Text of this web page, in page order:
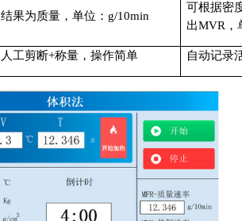
结果为质量，单位： g/10min
可根据密
出MVR，
人工剪断+称量，操作简单 自动记录